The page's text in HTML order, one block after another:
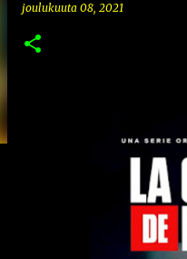
joulukuuta 08, 2021